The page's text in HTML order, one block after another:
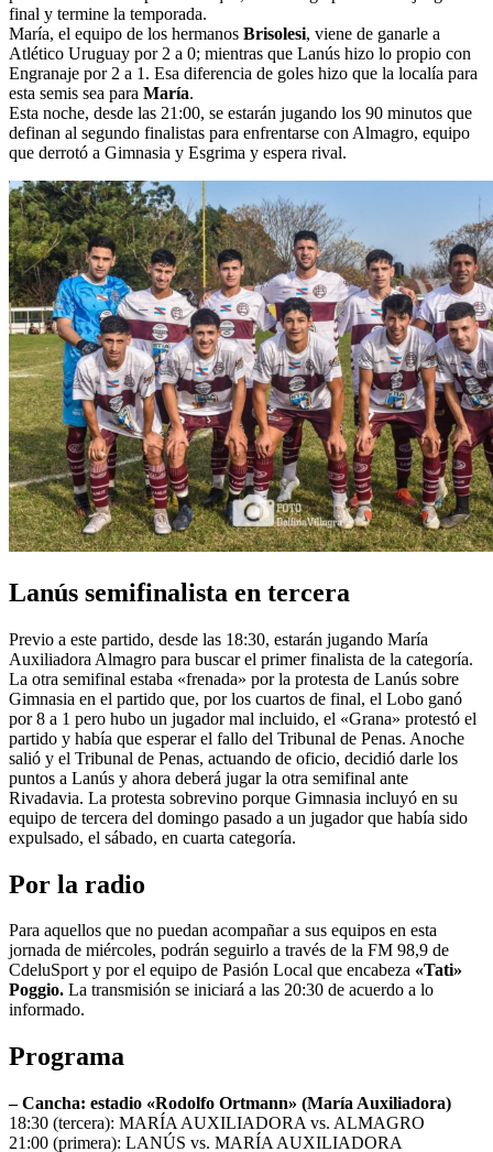
final y termine la temporada.
María, el equipo de los hermanos Brisolesi, viene de ganarle a
Atlético Uruguay por 2 a 0; mientras que Lanús hizo lo propio con
Engranaje por 2 a 1. Esa diferencia de goles hizo que la localía para
esta semis sea para María.
Esta noche, desde las 21:00, se estarán jugando los 90 minutos que
definan al segundo finalistas para enfrentarse con Almagro, equipo
que derrotó a Gimnasia y Esgrima y espera rival.
Lanús semifinalista en tercera
Previo a este partido, desde las 18:30, estarán jugando María
Auxiliadora Almagro para buscar el primer finalista de la categoría.
La otra semifinal estaba «frenada» por la protesta de Lanús sobre
Gimnasia en el partido que, por los cuartos de final, el Lobo ganó
por 8 a 1 pero hubo un jugador mal incluido, el «Grana» protestó el
partido y había que esperar el fallo del Tribunal de Penas. Anoche
salió y el Tribunal de Penas, actuando de oficio, decidió darle los
puntos a Lanús y ahora deberá jugar la otra semifinal ante
Rivadavia. La protesta sobrevino porque Gimnasia incluyó en su
equipo de tercera del domingo pasado a un jugador que había sido
expulsado, el sábado, en cuarta categoría.
Por la radio
Para aquellos que no puedan acompañar a sus equipos en esta
jornada de miércoles, podrán seguirlo a través de la FM 98,9 de
CdeluSport y por el equipo de Pasión Local que encabeza «Tati»
Poggio. La transmisión se iniciará a las 20:30 de acuerdo a lo
informado.
Programa
– Cancha: estadio «Rodolfo Ortmann» (María Auxiliadora)
18:30 (tercera): MARÍA AUXILIADORA vs. ALMAGRO
21:00 (primera): LANÚS vs. MARÍA AUXILIADORA